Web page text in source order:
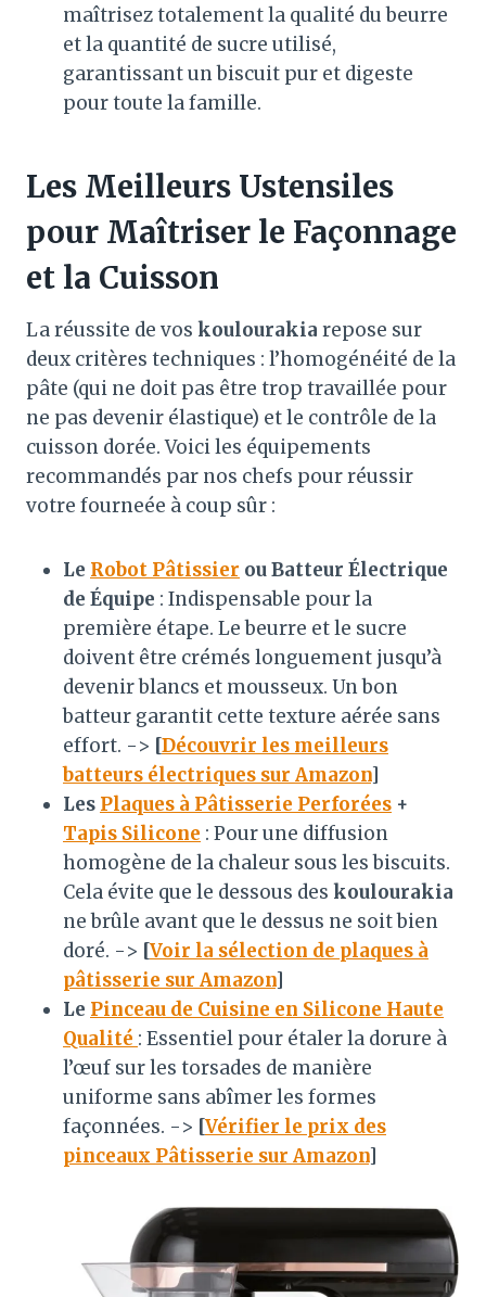
maîtrisez totalement la qualité du beurre
et la quantité de sucre utilisé,
garantissant un biscuit pur et digeste
pour toute la famille.
Les Meilleurs Ustensiles
pour Maîtriser le Façonnage
et la Cuisson
La réussite de vos koulourakia repose sur
deux critères techniques : l’homogénéité de la
pâte (qui ne doit pas être trop travaillée pour
ne pas devenir élastique) et le contrôle de la
cuisson dorée. Voici les équipements
recommandés par nos chefs pour réussir
votre fourneée à coup sûr :
Le Robot Pâtissier ou Batteur Électrique
de Équipe : Indispensable pour la
première étape. Le beurre et le sucre
doivent être crémés longuement jusqu’à
devenir blancs et mousseux. Un bon
batteur garantit cette texture aérée sans
effort. -> [Découvrir les meilleurs
batteurs électriques sur Amazon]
Les Plaques à Pâtisserie Perforées +
Tapis Silicone : Pour une diffusion
homogène de la chaleur sous les biscuits.
Cela évite que le dessous des koulourakia
ne brûle avant que le dessus ne soit bien
doré. -> [Voir la sélection de plaques à
pâtisserie sur Amazon]
Le Pinceau de Cuisine en Silicone Haute
Qualité : Essentiel pour étaler la dorure à
l’œuf sur les torsades de manière
uniforme sans abîmer les formes
façonnées. -> [Vérifier le prix des
pinceaux Pâtisserie sur Amazon]